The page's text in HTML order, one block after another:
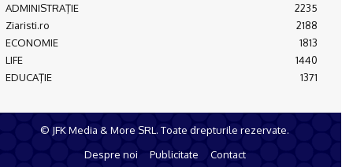
ADMINISTRAŢIE
2235
Ziaristi.ro
2188
ECONOMIE
1813
LIFE
1440
EDUCAŢIE
1371
© JFK Media & More SRL. Toate drepturile rezervate.
Despre noi
Publicitate Contact